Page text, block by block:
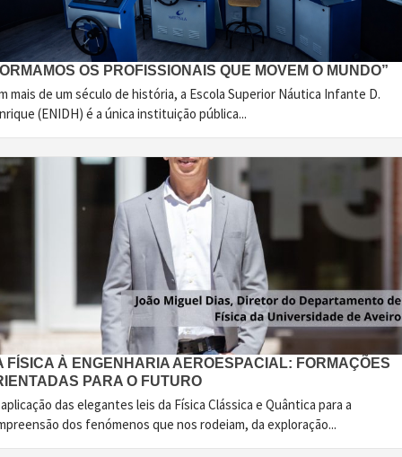
OS PROFISSIONAIS QUE MOVEM O MUNDO”
mais de um século de história, a Escola Superior Náutica Infante D.
(ENIDH) é a única instituição pública...
FÍSICA À ENGENHARIA AEROESPACIAL: FORMAÇÕES
PARA O FUTURO
das elegantes leis da Física Clássica e Quântica para a
dos fenómenos que nos rodeiam, da exploração...